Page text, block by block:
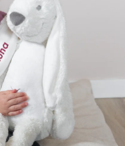
opiniones)
nos dan un 4,5 en
– con su nombre, tu foto o
Sin complicaciones, solo